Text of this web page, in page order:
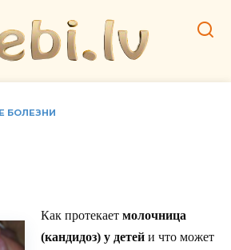
БОЛЕЗНИ
Как протекает молочница
(кандидоз) у детей и что может